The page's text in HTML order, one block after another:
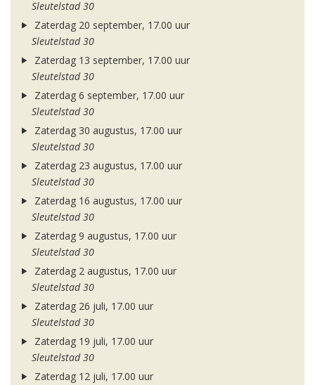
Sleutelstad 30
Zaterdag 20 september, 17.00 uur
Sleutelstad 30
Zaterdag 13 september, 17.00 uur
Sleutelstad 30
Zaterdag 6 september, 17.00 uur
Sleutelstad 30
Zaterdag 30 augustus, 17.00 uur
Sleutelstad 30
Zaterdag 23 augustus, 17.00 uur
Sleutelstad 30
Zaterdag 16 augustus, 17.00 uur
Sleutelstad 30
Zaterdag 9 augustus, 17.00 uur
Sleutelstad 30
Zaterdag 2 augustus, 17.00 uur
Sleutelstad 30
Zaterdag 26 juli, 17.00 uur
Sleutelstad 30
Zaterdag 19 juli, 17.00 uur
Sleutelstad 30
Zaterdag 12 juli, 17.00 uur